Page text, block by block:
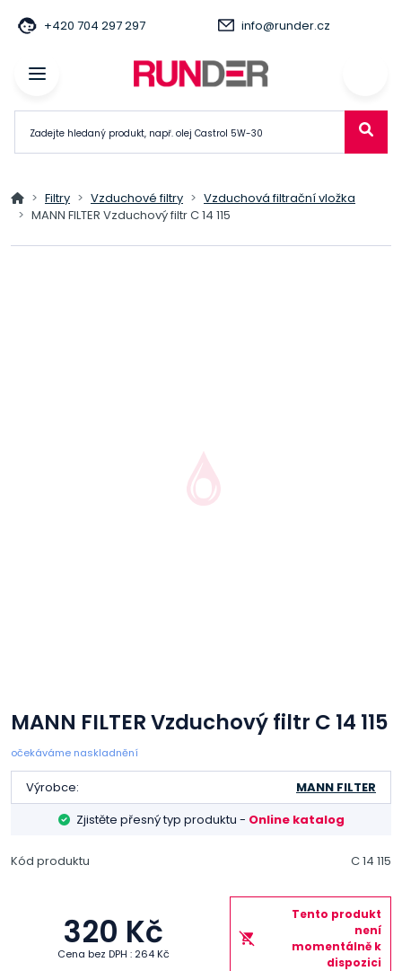
+420 704 297 297 info@runder.cz
Filtry Vzduchové filtry
Vzduchová filtrační vložka
MANN FILTER Vzduchový filtr C 14 115
MANN FILTER Vzduchový filtr C 14 115
očekáváme naskladnění
Výrobce:
MANN FILTER
Zjistěte přesný typ produktu - Online katalog
Kód produktu C 14 115
320 Kč
Cena bez DPH : 264 Kč
Tento produkt
není
momentálně k
dispozici